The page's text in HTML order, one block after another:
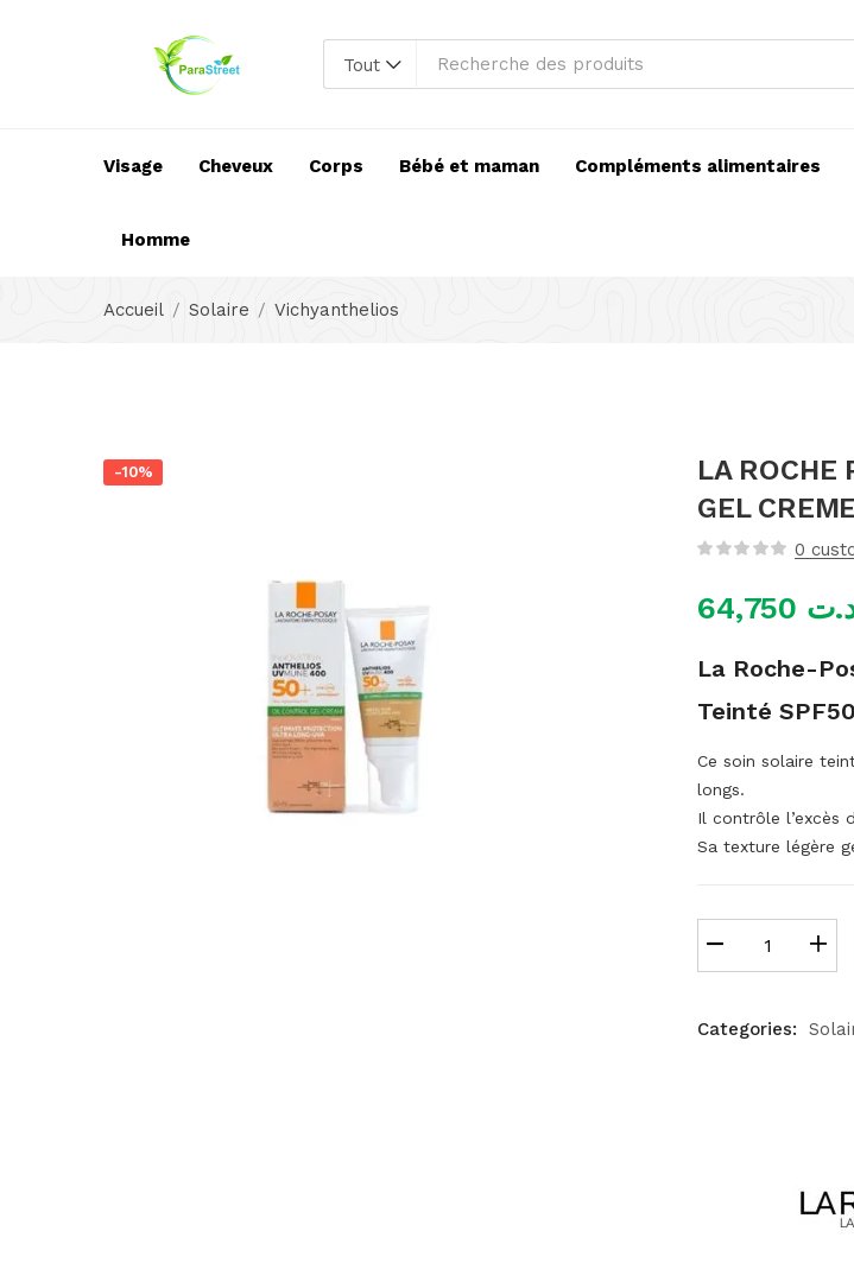
Tout
Visage Cheveux Corps Bébé et maman Compléments alimentaires
Homme
Accueil Solaire Vichyanthelios
-10%
LA ROCHE
GEL
0
La Roche-
Teinté
Ce soin solaire
longs.
Il contrôle l’excès
Sa texture légère
Categories: